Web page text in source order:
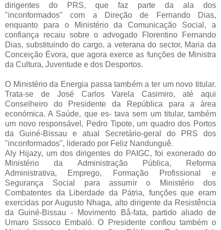
dirigentes do PRS, que faz parte da ala dos
"inconformados" com a Direção de Fernando Dias,
enquanto para o Ministério da Comunicação Social, a
confiança recaiu sobre o advogado Florentino Fernando
Dias, substituindo do cargo, a veterana do sector, Maria da
Conceição Évora, que agora exerce as funções de Ministra
da Cultura, Juventude e dos Desportos.
O Ministério da Energia passa também a ter um novo titular.
Trata-se de José Carlos Varela Casimiro, até aqui
Conselheiro do Presidente da República para a área
económica. A Saúde, que es- tava sem um titular, também
um novo responsável, Pedro Tipote, um quadro dos Portos
da Guiné-Bissau e atual Secretário-geral do PRS dos
"inconformados", liderado por Feliz Nandunguê.
Aly Hijazy, um dos dirigentes do PAIGC, foi exonerado do
Ministério da Administração Pública, Reforma
Administrativa, Emprego, Formação Profissional e
Segurança Social para assumir o Ministério dos
Combatentes da Liberdade da Pátria, funções que eram
exercidas por Augusto Nhaga, alto dirigente da Resistência
da Guiné-Bissau - Movimento Bå-fata, partido aliado de
Umaro Sissoco Embaló. O Presidente confiou também o